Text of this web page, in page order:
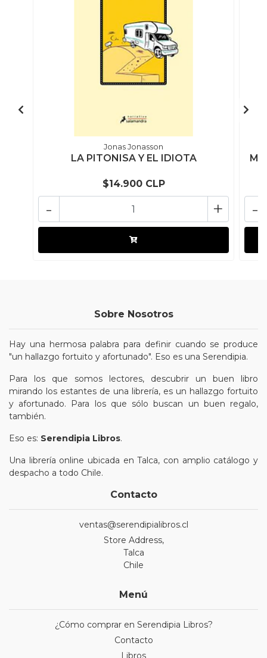
Jonas Jonasson
LA PITONISA Y EL IDIOTA
$14.900 CLP
- + -
Sobre Nosotros
Hay una hermosa palabra para definir cuando se produce
"un hallazgo fortuito y afortunado". Eso es una Serendipia.
Para los que somos lectores, descubrir un buen libro
mirando los estantes de una librería, es un hallazgo fortuito
y afortunado. Para los que sólo buscan un buen regalo,
también.
Eso es: Serendipia Libros.
Una librería online ubicada en Talca, con amplio catálogo y
despacho a todo Chile.
Contacto
ventas@serendipialibros.cl
Store Address,
Talca
Chile
Menú
¿Cómo comprar en Serendipia Libros?
Contacto
Libros